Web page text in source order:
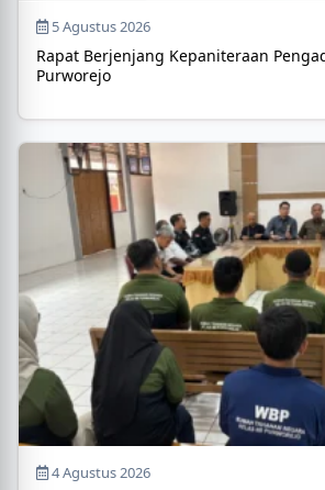
5 Agustus 2026
Rapat Berjenjang Kepaniteraan
Purworejo
4 Agustus 2026